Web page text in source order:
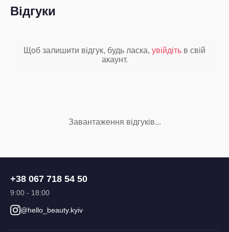
Відгуки
Щоб залишити відгук, будь ласка, увійдіть в свій
акаунт.
Завантаження відгуків...
+38 067 718 54 50
9:00 - 18:00
@hello_beauty.kyiv